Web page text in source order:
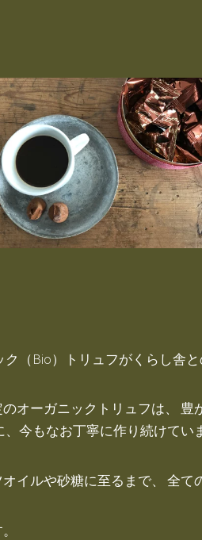
（Bio）トリュフがくらし舎と
オーガニックトリュフは、
今もなお丁寧に作り続けてい
イルや砂糖に至るまで、 全て